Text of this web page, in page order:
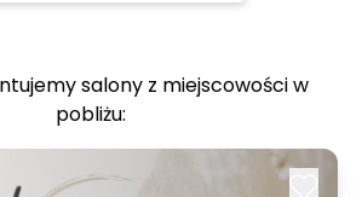
salony z miejscowości w
pobliżu: